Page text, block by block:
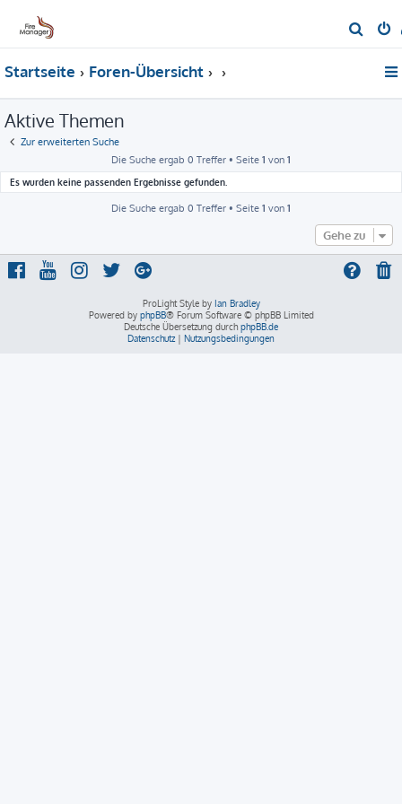
u
Startseite Foren-Übersicht
Aktive Themen
Zur erweiterten Suche
Die Suche ergab 0 Treffer • Seite 1 von 1
Es wurden keine passenden Ergebnisse gefunden.
Die Suche ergab 0 Treffer • Seite 1 von 1
Gehe zu
ProLight Style by Ian Bradley
Powered by phpBB® Forum Software © phpBB Limited
Deutsche Übersetzung durch phpBB.de
Datenschutz | Nutzungsbedingungen